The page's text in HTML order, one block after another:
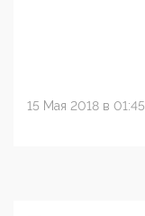
15 Мая 2018 в 01:45